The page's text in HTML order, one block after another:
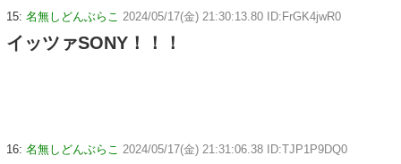
15: 名無しどんぶらこ 2024/05/17(金) 21:30:13.80 ID:FrGK4jwR0
イッツァSONY！！！
16: 名無しどんぶらこ 2024/05/17(金) 21:31:06.38 ID:TJP1P9DQ0